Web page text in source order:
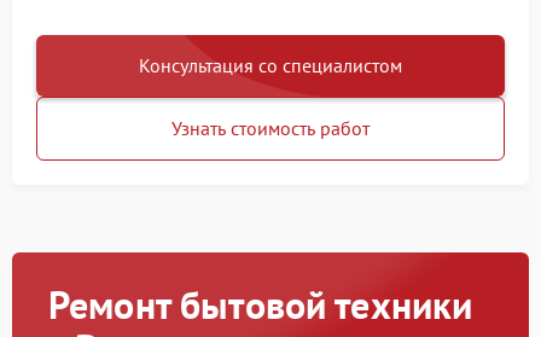
Консультация со специалистом
Узнать стоимость работ
Ремонт бытовой техники